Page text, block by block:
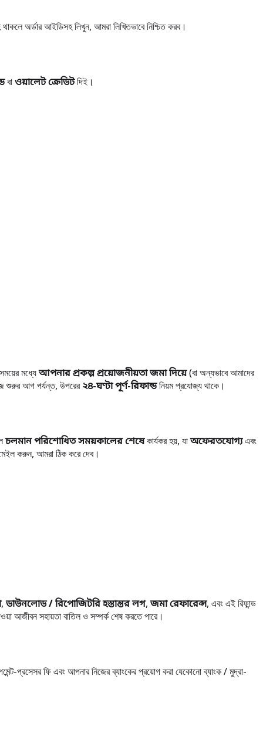
অর্ডার আইডিসহ লিখুন, আমরা লিখিতভাবে নিশ্চিত করব।
বাওয়ালেট ক্রেডিটদিই।
মধ্যেআপনার প্রকল্প প্রয়োজনীয়তা জমা দিয়ে(বা অন্যভাবে আমাদের
শুরুর আগ পর্যন্ত, উপরের২৪-ঘণ্টা পূর্ণ-রিফান্ডনিয়ম প্রযোজ্য থাকে।
চলমান পরিশোধিত সময়কালের শেষেকার্যকর হয়, যাঅফেরতযোগ্যএবং
করুন, আমরা ঠিক করে দেব।
,ডাউনলোড / রিপোজিটরি হস্তান্তর লগ,জমা রেফারেন্স, এবং এই রিফান্ড
আজীবন সহায়তা বাতিল ও সম্পর্ক শেষ করতে পারে।
প্রসেসর ফি এবং আপনার নিজের ব্যাংকের প্রয়োগ করা যেকোনো ব্যাংক / মুদ্রা-